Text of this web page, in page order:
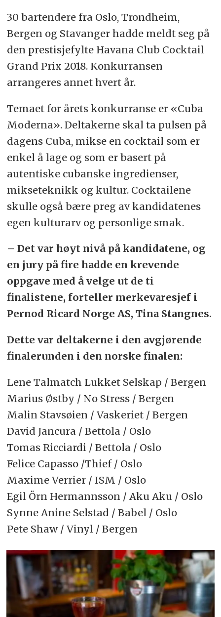
30 bartendere fra Oslo, Trondheim,
Bergen og Stavanger hadde meldt seg på
den prestisjefylte Havana Club Cocktail
Grand Prix 2018. Konkurransen
arrangeres annet hvert år.
Temaet for årets konkurranse er «Cuba
Moderna». Deltakerne skal ta pulsen på
dagens Cuba, mikse en cocktail som er
enkel å lage og som er basert på
autentiske cubanske ingredienser,
mikseteknikk og kultur. Cocktailene
skulle også bære preg av kandidatenes
egen kulturarv og personlige smak.
– Det var høyt nivå på kandidatene, og
en jury på fire hadde en krevende
oppgave med å velge ut de ti
finalistene, forteller merkevaresjef i
Pernod Ricard Norge AS, Tina Stangnes.
Dette var deltakerne i den avgjørende
finalerunden i den norske finalen:
Lene Talmatch Lukket Selskap / Bergen
Marius Østby / No Stress / Bergen
Malin Stavsøien / Vaskeriet / Bergen
David Jancura / Bettola / Oslo
Tomas Ricciardi / Bettola / Oslo
Felice Capasso /Thief / Oslo
Maxime Verrier / ISM / Oslo
Egil Örn Hermannsson / Aku Aku / Oslo
Synne Anine Selstad / Babel / Oslo
Pete Shaw / Vinyl / Bergen